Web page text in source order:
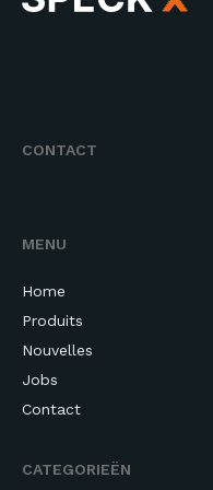
CONTACT
MENU
Home
Produits
Nouvelles
Jobs
Contact
CATEGORIEËN